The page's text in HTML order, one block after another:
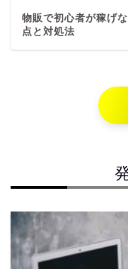
物販で初心者が稼げ
点と対処法